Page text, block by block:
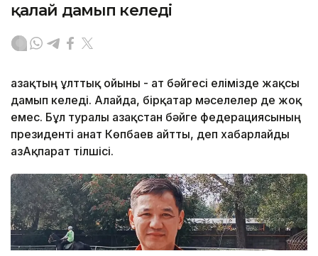
қалай дамып келеді
Қазақтың ұлттық ойыны - ат бәйгесі елімізде жақсы
дамып келеді. Алайда, бірқатар мәселелер де жоқ
емес. Бұл туралы Қазақстан бәйге федерациясының
президенті Қанат Көпбаев айтты, деп хабарлайды
ҚазАқпарат тілшісі.